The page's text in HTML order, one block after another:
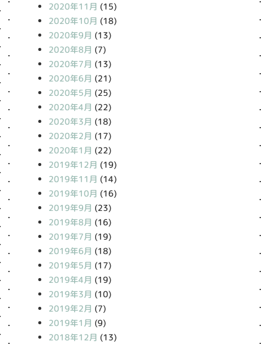
2020年11月 (15)
2020年10月 (18)
2020年9月 (13)
2020年8月 (7)
2020年7月 (13)
2020年6月 (21)
2020年5月 (25)
2020年4月 (22)
2020年3月 (18)
2020年2月 (17)
2020年1月 (22)
2019年12月 (19)
2019年11月 (14)
2019年10月 (16)
2019年9月 (23)
2019年8月 (16)
2019年7月 (19)
2019年6月 (18)
2019年5月 (17)
2019年4月 (19)
2019年3月 (10)
2019年2月 (7)
2019年1月 (9)
2018年12月 (13)